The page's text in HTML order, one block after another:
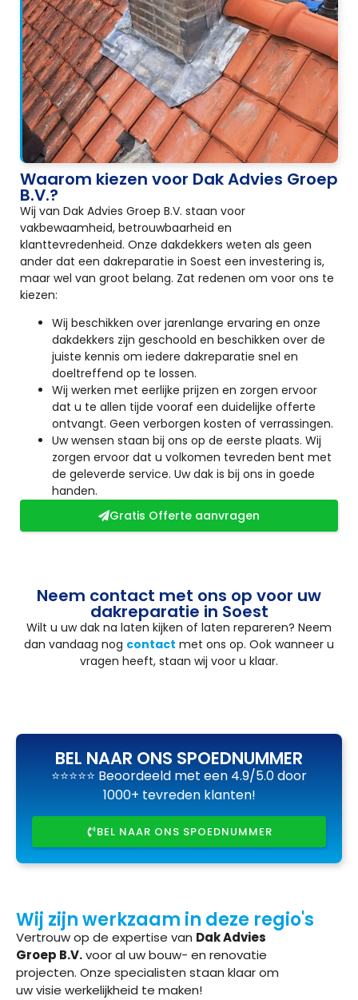
Waarom kiezen voor Dak Advies Groep
B.V.?
Wij van Dak Advies Groep B.V. staan voor
vakbewaamheid, betrouwbaarheid en
klanttevredenheid. Onze dakdekkers weten als geen
ander dat een dakreparatie in Soest een investering is,
maar wel van groot belang. Zat redenen om voor ons te
kiezen:
Wij beschikken over jarenlange ervaring en onze
dakdekkers zijn geschoold en beschikken over de
juiste kennis om iedere dakreparatie snel en
doeltreffend op te lossen.
Wij werken met eerlijke prijzen en zorgen ervoor
dat u te allen tijde vooraf een duidelijke offerte
ontvangt. Geen verborgen kosten of verrassingen.
Uw wensen staan bij ons op de eerste plaats. Wij
zorgen ervoor dat u volkomen tevreden bent met
de geleverde service. Uw dak is bij ons in goede
handen.
Gratis Offerte aanvragen
Neem contact met ons op voor uw
dakreparatie in Soest
Wilt u uw dak na laten kijken of laten repareren? Neem
dan vandaag nog contact met ons op. Ook wanneer u
vragen heeft, staan wij voor u klaar.
BEL NAAR ONS SPOEDNUMMER
⭐⭐⭐⭐⭐ Beoordeeld met een 4.9/5.0 door
1000+ tevreden klanten!
BEL NAAR ONS SPOEDNUMMER
Wij zijn werkzaam in deze regio's
Vertrouw op de expertise van Dak Advies
Groep B.V.voor al uw bouw- en renovatie
projecten. Onze specialisten staan klaar om
uw visie werkelijkheid te maken!